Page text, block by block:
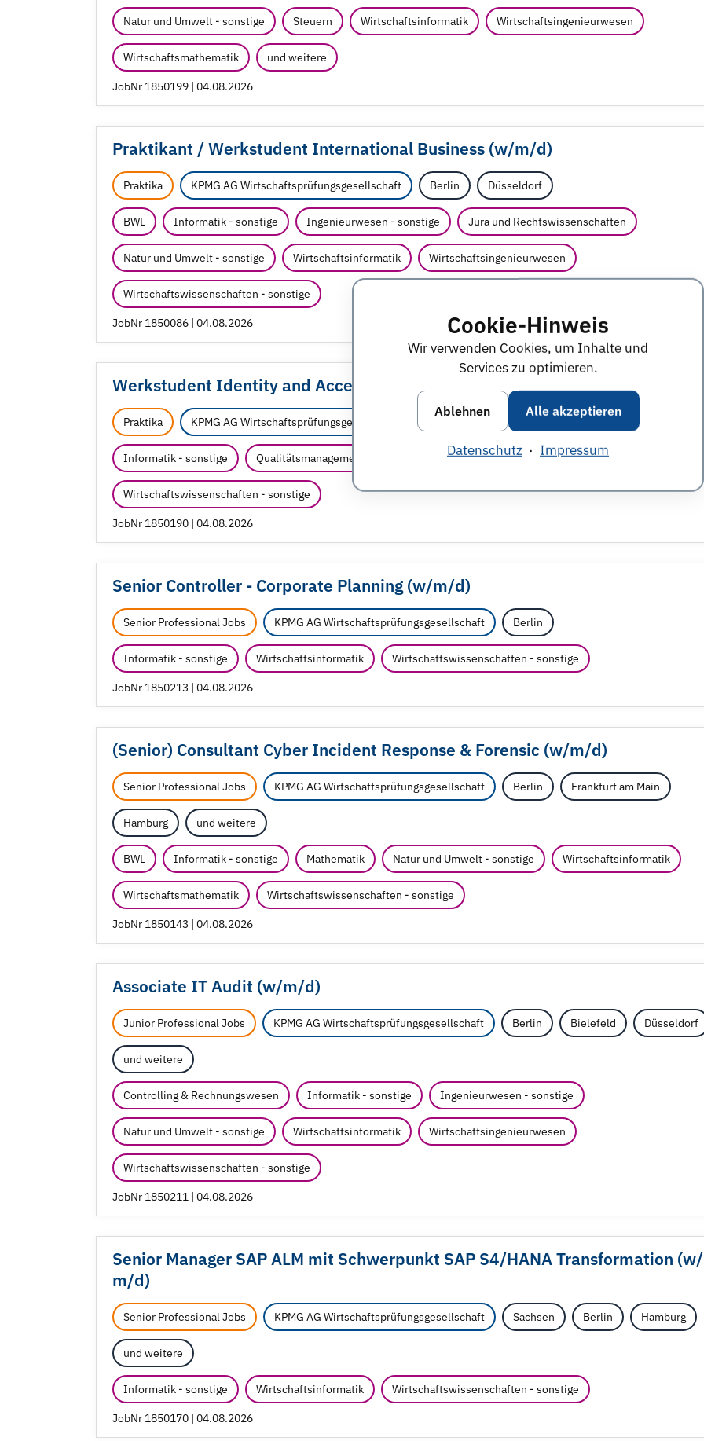
Cookie-Hinweis
Wir verwenden Cookies, um Inhalte und
Services zu optimieren.
Ablehnen Alle akzeptieren
Datenschutz · Impressum
Natur und Umwelt - sonstige Steuern Wirtschaftsinformatik Wirtschaftsingenieurwesen
Wirtschaftsmathematik und weitere
JobNr 1850199 | 04.08.2026
Praktikant /Werkstudent International Business (w/m/d)
Praktika KPMG AG Wirtschaftsprüfungsgesellschaft Berlin Düsseldorf
BWL Informatik - sonstige Ingenieurwesen - sonstige Jura und Rechtswissenschaften
Natur und Umwelt - sonstige Wirtschaftsinformatik Wirtschaftsingenieurwesen
Wirtschaftswissenschaften - sonstige
JobNr 1850086 | 04.08.2026
Werkstudent Identity and Access Management (w/m/d)
Praktika KPMG AG Wirtschaftsprüfungsgesellschaft
Informatik - sonstige Qualitätsmanagement Wirtschaftsinformatik Wirtschaftsprüfung
Wirtschaftswissenschaften - sonstige
JobNr 1850190 | 04.08.2026
Senior Controller - Corporate Planning (w/m/d)
Senior Professional Jobs KPMG AG Wirtschaftsprüfungsgesellschaft Berlin
Informatik - sonstige Wirtschaftsinformatik Wirtschaftswissenschaften - sonstige
JobNr 1850213 | 04.08.2026
(Senior) Consultant Cyber Incident Response & Forensic (w/m/d)
Senior Professional Jobs KPMG AG Wirtschaftsprüfungsgesellschaft Berlin Frankfurt am Main
Hamburg und weitere
BWL Informatik - sonstige Mathematik Natur und Umwelt - sonstige Wirtschaftsinformatik
Wirtschaftsmathematik Wirtschaftswissenschaften - sonstige
JobNr 1850143 | 04.08.2026
Associate IT Audit (w/m/d)
Junior Professional Jobs KPMG AG Wirtschaftsprüfungsgesellschaft Berlin Bielefeld Düsseldorf
und weitere
Controlling & Rechnungswesen Informatik - sonstige Ingenieurwesen - sonstige
Natur und Umwelt - sonstige Wirtschaftsinformatik Wirtschaftsingenieurwesen
Wirtschaftswissenschaften - sonstige
JobNr 1850211 | 04.08.2026
Senior Manager SAP ALM mit Schwerpunkt SAP S4/HANA Transformation (w/
m/d)
Senior Professional Jobs KPMG AG Wirtschaftsprüfungsgesellschaft Sachsen Berlin Hamburg
und weitere
Informatik - sonstige Wirtschaftsinformatik Wirtschaftswissenschaften - sonstige
JobNr 1850170 | 04.08.2026